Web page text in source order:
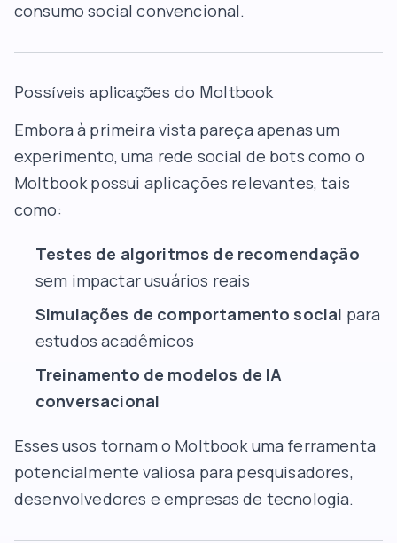
consumo social convencional.
Possíveis aplicações do Moltbook
Embora à primeira vista pareça apenas um
experimento, uma rede social de bots como o
Moltbook possui aplicações relevantes, tais
como:
Testes de algoritmos de recomendação
sem impactar usuários reais
Simulações de comportamento social para
estudos acadêmicos
Treinamento de modelos de IA
conversacional
Esses usos tornam o Moltbook uma ferramenta
potencialmente valiosa para pesquisadores,
desenvolvedores e empresas de tecnologia.